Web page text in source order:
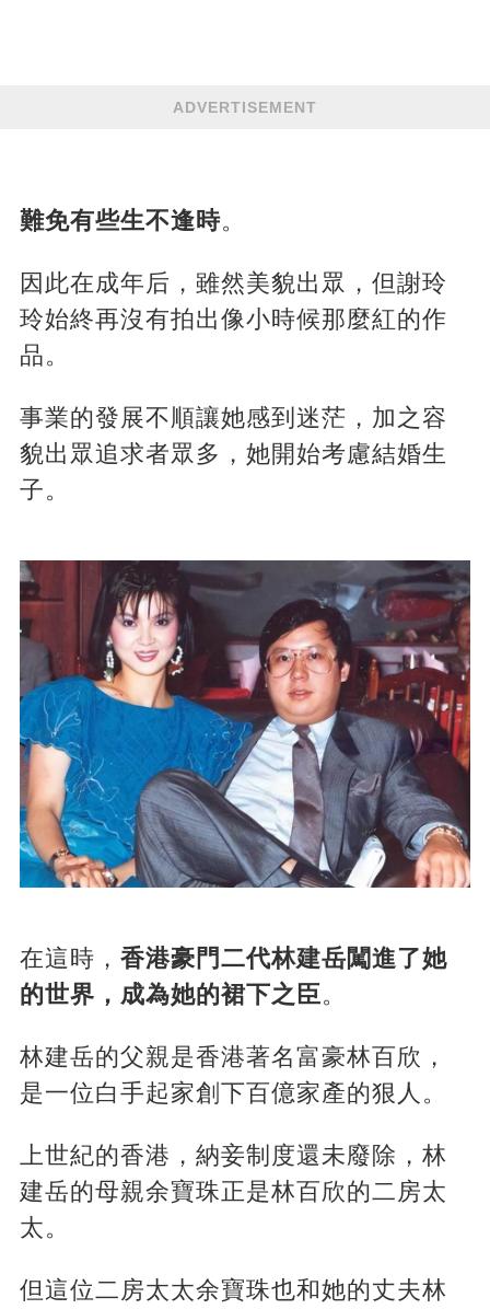
ADVERTISEMENT
難免有些生不逢時。
因此在成年后，雖然美貌出眾，但謝玲
玲始終再沒有拍出像小時候那麼紅的作
品。
事業的發展不順讓她感到迷茫，加之容
貌出眾追求者眾多，她開始考慮結婚生
子。
在這時， 香港豪門二代林建岳闖進了她
的世界，成為她的裙下之臣。
林建岳的父親是香港著名富豪林百欣，
是一位白手起家創下百億家產的狠人。
上世紀的香港，納妾制度還未廢除，林
建岳的母親余寶珠正是林百欣的二房太
太。
但這位二房太太余寶珠也和她的丈夫林